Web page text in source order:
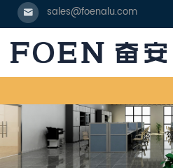
sales@foenalu.com